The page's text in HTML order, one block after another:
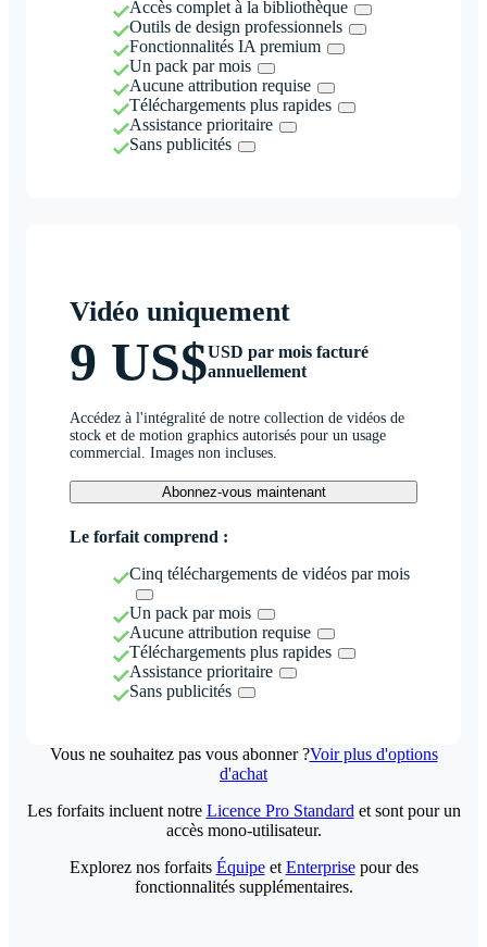
Accès complet à la bibliothèque
Outils de design professionnels
Fonctionnalités IA premium
Un pack par mois
Aucune attribution requise
Téléchargements plus rapides
Assistance prioritaire
Sans publicités
Vidéo uniquement
9 US$USD par mois facturé
annuellement
Accédez à l'intégralité de notre collection de vidéos de
stock et de motion graphics autorisés pour un usage
commercial. Images non incluses.
Abonnez-vous maintenant
Le forfait comprend :
Cinq téléchargements de vidéos par mois
Un pack par mois
Aucune attribution requise
Téléchargements plus rapides
Assistance prioritaire
Sans publicités
Vous ne souhaitez pas vous abonner ?Voir plus d'options
d'achat
Les forfaits incluent notre Licence Pro Standard et sont pour un
accès mono-utilisateur.
Explorez nos forfaits Équipeet Enterprisepour des
fonctionnalités supplémentaires.